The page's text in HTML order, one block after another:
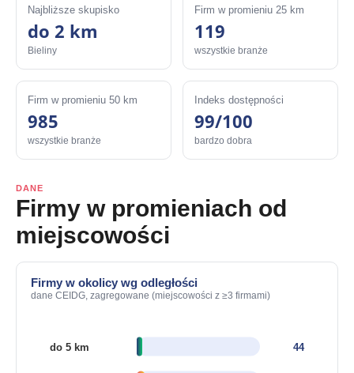
Najbliższe skupisko
do 2 km
Bieliny
Firm w promieniu 25 km
119
wszystkie branże
Firm w promieniu 50 km
985
wszystkie branże
Indeks dostępności
99/100
bardzo dobra
DANE
Firmy w promieniach od
miejscowości
Firmy w okolicy wg odległości
dane CEIDG, zagregowane (miejscowości z ≥3 firmami)